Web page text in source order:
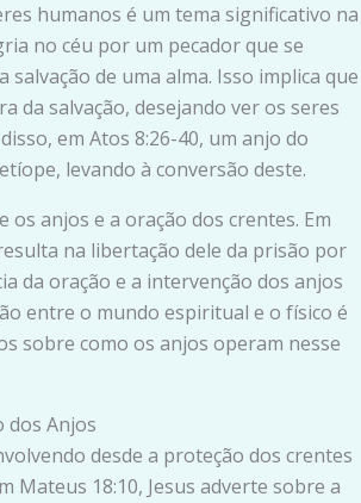
humanos é um tema significativo na
no céu por um pecador que se
de uma alma. Isso implica que
da salvação, desejando ver os seres
em Atos 8:26-40, um anjo do
levando à conversão deste.
anjos e a oração dos crentes. Em
na libertação dele da prisão por
da oração e a intervenção dos anjos
entre o mundo espiritual e o físico é
sobre como os anjos operam nesse
dos Anjos
desde a proteção dos crentes
Mateus 18:10, Jesus adverte sobre a